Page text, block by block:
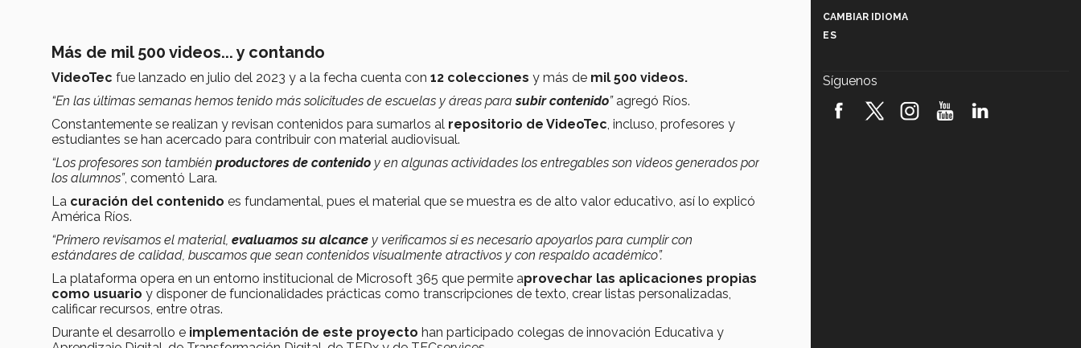
Más de mil 500 videos... y contando
VideoTec fue lanzado en julio del 2023 y a la fecha cuenta con 12 colecciones y más de mil 500 videos.
“En las últimas semanas hemos tenido más solicitudes de escuelas y áreas parasubir contenido” agregó Ríos.
Constantemente se realizan y revisan contenidos para sumarlos al repositorio de VideoTec, incluso, profesores y
estudiantes se han acercado para contribuir con material audiovisual.
“Los profesores son también productores de contenido y en algunas actividades los entregables son videos generados por
los alumnos”, comentó Lara.
La curación del contenido es fundamental, pues el material que se muestra es de alto valor educativo, así lo explicó
América Ríos.
“Primero revisamos el material, evaluamos su alcance y verificamos si es necesario apoyarlos para cumplir con
estándares de calidad, buscamos que sean contenidos visualmente atractivos y con respaldo académico”.
La plataforma opera en un entorno institucional de Microsoft 365 que permite aprovechar las aplicaciones propias
como usuario y disponer de funcionalidades prácticas como transcripciones de texto, crear listas personalizadas,
calificar recursos, entre otras.
Durante el desarrollo e implementación de este proyecto han participado colegas de innovación Educativa y
robótica FIRST 2026! (video)
CAMBIAR IDIOMA
ES
Síguenos